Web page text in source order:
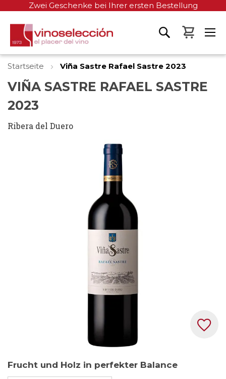
Zwei Geschenke bei Ihrer ersten Bestellung
Mein
Startseite Viña Sastre Rafael Sastre 2023
VIÑA SASTRE RAFAEL SASTRE
2023
Ribera del Duero
Anfang
Frucht und Holz in perfekter Balance